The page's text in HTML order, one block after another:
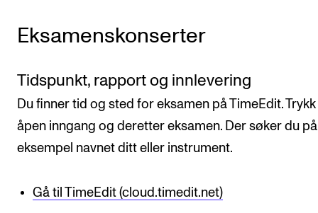
Eksamenskonserter
Tidspunkt, rapport og innlevering
​Du finner tid og sted for eksamen på TimeEdit.
åpen inngang og deretter eksamen. Der søker du
eksempel navnet ditt eller instrument.
Gå til TimeEdit (cloud.timedit.net)